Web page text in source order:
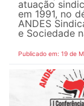
atuação
em 1991, no
ANDES
e Sociedade
Publicado em: 19 de